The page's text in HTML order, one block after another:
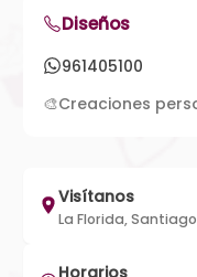
Diseños
961405100
🎨Creaciones
Visítanos
La Florida, Santiago
Horarios